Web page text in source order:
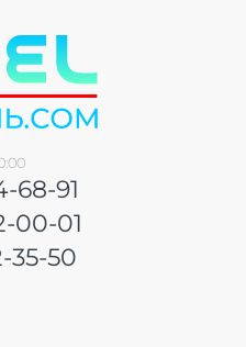
68-91
00-01
35-50